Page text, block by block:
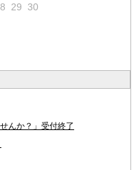
29
30
んか？」受付終了